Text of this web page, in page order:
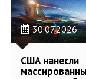
30.07.2026
США нанесли